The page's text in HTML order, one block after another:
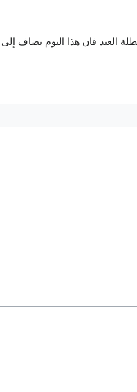
العيد فان هذا اليوم يضاف إلى